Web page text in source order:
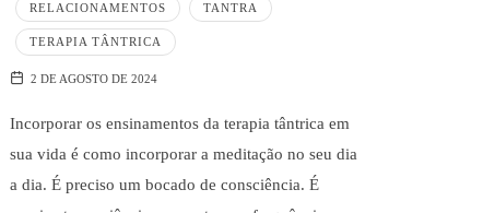
RELACIONAMENTOS TANTRA
TERAPIA TÂNTRICA
2 DE AGOSTO DE 2024
Incorporar os ensinamentos da terapia tântrica em
sua vida é como incorporar a meditação no seu dia
a dia. É preciso um bocado de consciência. É